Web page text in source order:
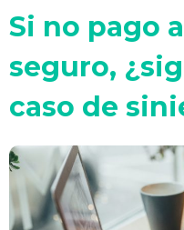
Si no pago
seguro,
caso de